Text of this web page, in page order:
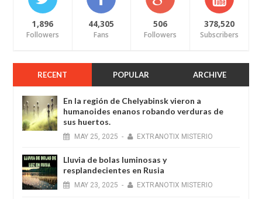
1,896
Followers
44,305
Fans
506
Followers
378,520
Subscribers
RECENT POPULAR ARCHIVE
En la región de Chelyabinsk vieron a
humanoides enanos robando verduras de
sus huertos.
MAY 25, 2025 - EXTRANOTIX MISTERIO
Lluvia de bolas luminosas y
resplandecientes en Rusia
MAY 23, 2025 - EXTRANOTIX MISTERIO